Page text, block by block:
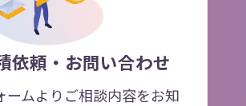
依頼・お問い合わせ
ームよりご相談内容をお知